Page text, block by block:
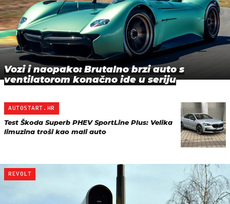
Vozi i naopako: Brutalno brzi auto s
ventilatorom konačno ide u seriju
AUTOSTART.HR
Test Škoda Superb PHEV SportLine Plus: Velika
limuzina troši kao mali auto
REVOLT